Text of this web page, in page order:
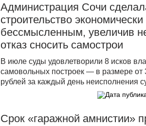
Администрация Сочи
строительство экономически
бессмысленным, увеличив
отказ сносить самострои
В июле суды удовлетворили 8 исков
самовольных построек — в размере от
рублей за каждый день неисполнения
Срок «гаражной амнистии»